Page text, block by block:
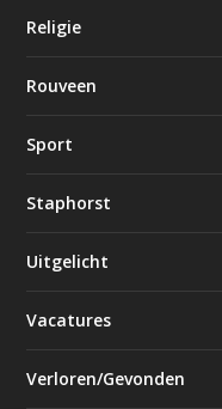
Religie
Rouveen
Sport
Staphorst
Uitgelicht
Vacatures
Verloren/Gevonden